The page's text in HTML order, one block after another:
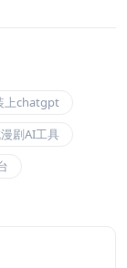
上chatgpt
剧AI工具